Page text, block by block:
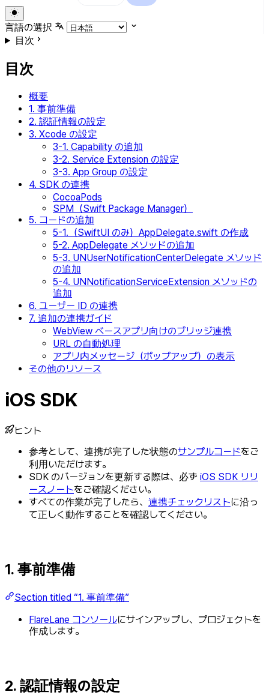
言語の選択
目次
目次
概要
1. 事前準備
2. 認証情報の設定
3. Xcode の設定
3-1. Capability の追加
3-2. Service Extension の設定
3-3. App Group の設定
4. SDK の連携
CocoaPods
SPM（Swift Package Manager）
5. コードの追加
5-1.（SwiftUI のみ）AppDelegate.swift の作成
5-2. AppDelegate メソッドの追加
5-3. UNUserNotificationCenterDelegate メソッド
の追加
5-4. UNNotificationServiceExtension メソッドの
追加
6. ユーザー ID の連携
7. 追加の連携ガイド
WebView ベースアプリ向けのブリッジ連携
URL の自動処理
アプリ内メッセージ（ポップアップ）の表示
その他のリソース
iOS SDK
ヒント
参考として、連携が完了した状態のサンプルコードをご
利用いただけます。
SDK のバージョンを更新する際は、必ず iOS SDK リリ
ースノートをご確認ください。
すべての作業が完了したら、 連携チェックリストに沿っ
て正しく動作することを確認してください。
1. 事前準備
Section titled “1. 事前準備”
FlareLane コンソールにサインアップし、プロジェクトを
作成します。
2. 認証情報の設定